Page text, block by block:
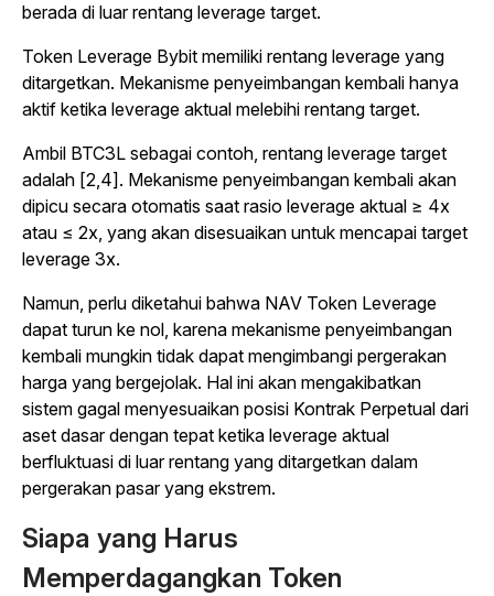
berada di luar rentang leverage target.
Token Leverage Bybit memiliki rentang leverage yang
ditargetkan. Mekanisme penyeimbangan kembali hanya
aktif ketika leverage aktual melebihi rentang target.
Ambil BTC3L sebagai contoh, rentang leverage target
adalah [2,4]. Mekanisme penyeimbangan kembali akan
dipicu secara otomatis saat rasio leverage aktual ≥ 4x
atau ≤ 2x, yang akan disesuaikan untuk mencapai target
leverage 3x.
Namun, perlu diketahui bahwa NAV Token Leverage
dapat turun ke nol, karena mekanisme penyeimbangan
kembali mungkin tidak dapat mengimbangi pergerakan
harga yang bergejolak. Hal ini akan mengakibatkan
sistem gagal menyesuaikan posisi Kontrak Perpetual dari
aset dasar dengan tepat ketika leverage aktual
berfluktuasi di luar rentang yang ditargetkan dalam
pergerakan pasar yang ekstrem.
Siapa yang Harus
Memperdagangkan Token